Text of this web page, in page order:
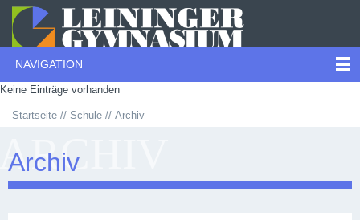
NAVIGATION
Keine Einträge vorhanden
Startseite Schule Archiv
Archiv